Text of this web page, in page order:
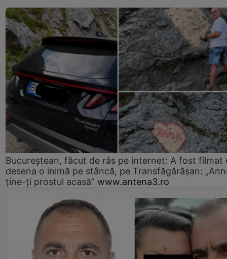
Bucureștean, făcut de râs pe internet: A fost filmat
desena o inimă pe stâncă, pe Transfăgărășan:
ține-ți prostul acasă” www.antena3.ro